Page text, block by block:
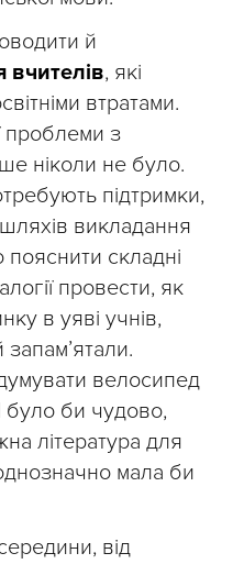
й
вчителів, які
втратами.
проблеми з
ніколи не було.
підтримки,
викладання
складні
провести, як
в уяві учнів,
велосипед
було би чудово,
література для
мала би
від